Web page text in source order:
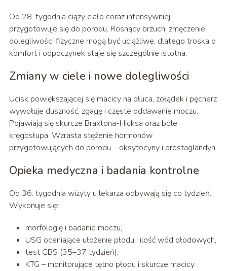
Od 28. tygodnia ciąży ciało coraz intensywniej
przygotowuje się do porodu. Rosnący brzuch, zmęczenie i
dolegliwości fizyczne mogą być uciążliwe, dlatego troska o
komfort i odpoczynek staje się szczególnie istotna.
Zmiany w ciele i nowe dolegliwości
Ucisk powiększającej się macicy na płuca, żołądek i pęcherz
wywołuje duszność, zgagę i częste oddawanie moczu.
Pojawiają się skurcze Braxtona-Hicksa oraz bóle
kręgosłupa. Wzrasta stężenie hormonów
przygotowujących do porodu – oksytocyny i prostaglandyn.
Opieka medyczna i badania kontrolne
Od 36. tygodnia wizyty u lekarza odbywają się co tydzień.
Wykonuje się:
morfologię i badanie moczu,
USG oceniające ułożenie płodu i ilość wód płodowych,
test GBS (35–37 tydzień),
KTG – monitorujące tętno płodu i skurcze macicy.